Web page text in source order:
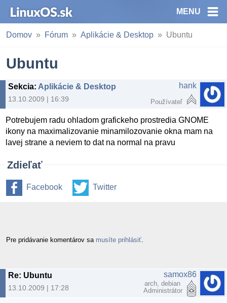
MENU
Domov Fórum Aplikácie & Desktop Ubuntu
Ubuntu
Sekcia: Aplikácie & Desktop
13.10.2009 | 16:39
hank
Používateľ
Potrebujem radu ohladom grafickeho prostredia GNOME
ikony na maximalizovanie minamilozovanie okna mam na
lavej strane a neviem to dat na normal na pravu
Zdieľať
Facebook Twitter
Pre pridávanie komentárov sa musíte prihlásiť
Re: Ubuntu
13.10.2009 | 17:28
samox86
arch, debian
Administrátor